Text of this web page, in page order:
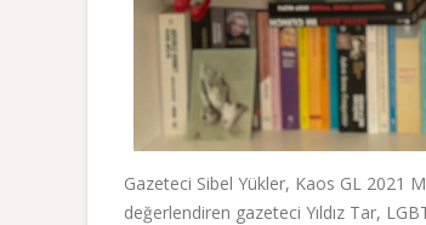
Gazeteci Sibel Yükler, Kaos GL 2021
değerlendiren gazeteci Yıldız Tar,